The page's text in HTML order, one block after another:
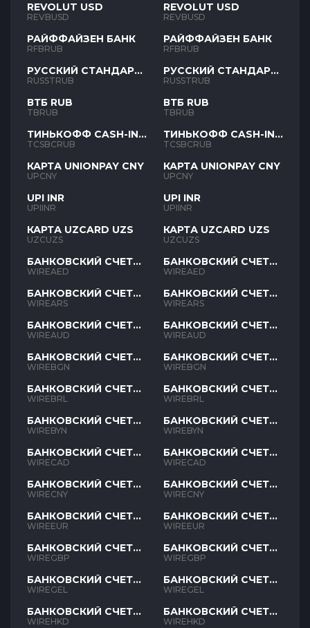
REVOLUT USD
REVBUSD
РАЙФФАЙЗЕН БАНК
RFBRUB
РУССКИЙ СТАНДАРТ
RUB
RUSSTRUB
ВТБ RUB
TBRUB
ТИНЬКОФФ CASH-IN
RUB
TCSBCRUB
КАРТА UNIONPAY CNY
UPCNY
UPI INR
UPIINR
КАРТА UZCARD UZS
UZCUZS
БАНКОВСКИЙ СЧЕТ
AED
WIREAED
БАНКОВСКИЙ СЧЕТ
ARS
WIREARS
БАНКОВСКИЙ СЧЕТ
AUD
WIREAUD
БАНКОВСКИЙ СЧЕТ
BGN
WIREBGN
БАНКОВСКИЙ СЧЕТ
BRL
WIREBRL
БАНКОВСКИЙ СЧЕТ
BYN
WIREBYN
БАНКОВСКИЙ СЧЕТ
CAD
WIRECAD
БАНКОВСКИЙ СЧЕТ
CNY
WIRECNY
БАНКОВСКИЙ СЧЕТ
EUR
WIREEUR
БАНКОВСКИЙ СЧЕТ
GBP
WIREGBP
БАНКОВСКИЙ СЧЕТ
GEL
WIREGEL
БАНКОВСКИЙ СЧЕТ
HKD
WIREHKD
REVOLUT USD
REVBUSD
РАЙФФАЙЗЕН БАНК
RFBRUB
РУССКИЙ СТАНДАРТ
RUB
RUSSTRUB
ВТБ RUB
TBRUB
ТИНЬКОФФ CASH-IN
RUB
TCSBCRUB
КАРТА UNIONPAY CNY
UPCNY
UPI INR
UPIINR
КАРТА UZCARD UZS
UZCUZS
БАНКОВСКИЙ СЧЕТ
AED
WIREAED
БАНКОВСКИЙ СЧЕТ
ARS
WIREARS
БАНКОВСКИЙ СЧЕТ
AUD
WIREAUD
БАНКОВСКИЙ СЧЕТ
BGN
WIREBGN
БАНКОВСКИЙ СЧЕТ
BRL
WIREBRL
БАНКОВСКИЙ СЧЕТ
BYN
WIREBYN
БАНКОВСКИЙ СЧЕТ
CAD
WIRECAD
БАНКОВСКИЙ СЧЕТ
CNY
WIRECNY
БАНКОВСКИЙ СЧЕТ
EUR
WIREEUR
БАНКОВСКИЙ СЧЕТ
GBP
WIREGBP
БАНКОВСКИЙ СЧЕТ
GEL
WIREGEL
БАНКОВСКИЙ СЧЕТ
HKD
WIREHKD